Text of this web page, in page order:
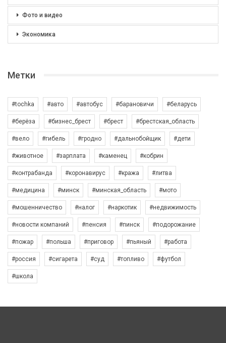
Фото и видео
Экономика
Метки
#tochka #авто #автобус #барановичи #беларусь
#берёза #бизнес_брест #брест #брестская_область
#вело #гибель #гродно #дальнобойщик #дети
#животное #зарплата #каменец #кобрин
#контрабанда #коронавирус #кража #литва
#медицина #минск #минская_область #мото
#мошенничество #налог #наркотик #недвижимость
#новости компаний #пенсия #пинск #подорожание
#пожар #польша #приговор #пьяный #работа
#россия #сигарета #суд #топливо #футбол
#школа